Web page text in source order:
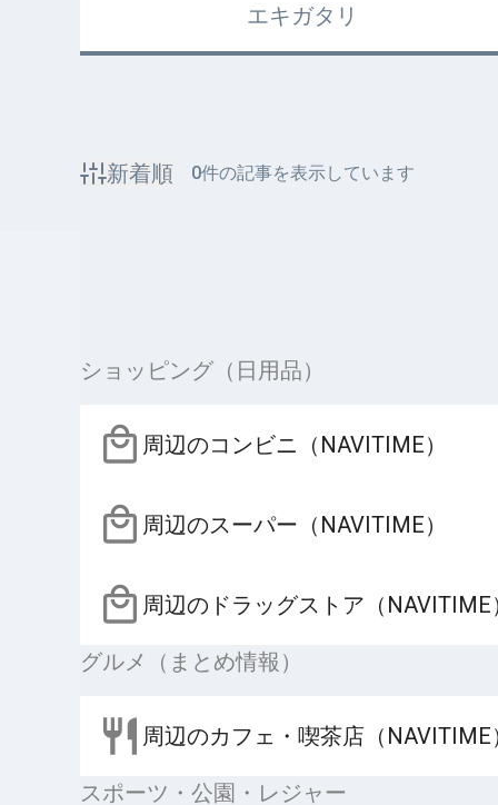
エキガタリ
新着順 0件の記事を表示しています
ショッピング（日用品）
周辺のコンビニ（NAVITIME）
周辺のスーパー（NAVITIME）
周辺のドラッグストア（NAVITIME
グルメ（まとめ情報）
周辺のカフェ・喫茶店（NAVITIME
スポーツ・公園・レジャー